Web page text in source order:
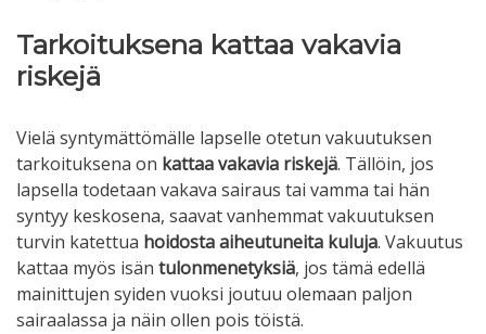
Tarkoituksena kattaa vakavia
riskejä
Vielä syntymättömälle lapselle otetun vakuutuksen
tarkoituksena on kattaa vakavia riskejä. Tällöin, jos
lapsella todetaan vakava sairaus tai vamma tai hän
syntyy keskosena, saavat vanhemmat vakuutuksen
turvin katettua hoidosta aiheutuneita kuluja. Vakuutus
kattaa myös isän tulonmenetyksiä, jos tämä edellä
mainittujen syiden vuoksi joutuu olemaan paljon
sairaalassa ja näin ollen pois töistä.